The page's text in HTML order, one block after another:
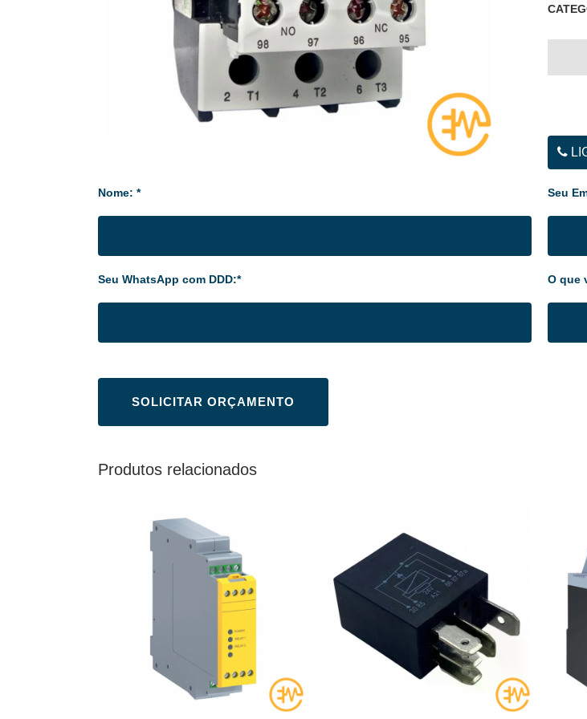
Nome: *
Seu WhatsApp com DDD:*
Seu
O que
Produtos relacionados